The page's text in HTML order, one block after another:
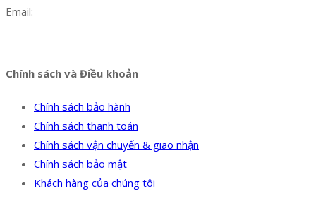
Email:
Chính sách và Điều khoản
Chính sách bảo hành
Chính sách thanh toán
Chính sách vận chuyển & giao nhận
Chính sách bảo mật
Khách hàng của chúng tôi